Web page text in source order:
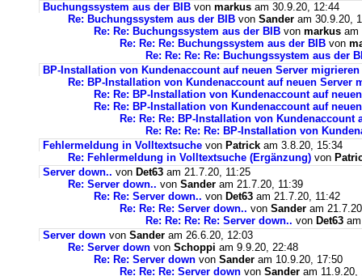
Buchungssystem aus der BIB von markus am 30.9.20, 12:44
Re: Buchungssystem aus der BIB von Sander am 30.9.20,
Re: Re: Buchungssystem aus der BIB von markus am
Re: Re: Re: Buchungssystem aus der BIB von
Re: Re: Re: Re: Buchungssystem aus der
BP-Installation von Kundenaccount auf neuen Server migrieren
Re: BP-Installation von Kundenaccount auf neuen Server
Re: Re: BP-Installation von Kundenaccount auf
Re: Re: BP-Installation von Kundenaccount auf
Re: Re: Re: BP-Installation von Kundenaccount
Re: Re: Re: Re: BP-Installation von
Fehlermeldung in Volltextsuche von Patrick am 3.8.20, 15:34
Re: Fehlermeldung in Volltextsuche (Ergänzung) von
Server down.. von Det63 am 21.7.20, 11:25
Re: Server down.. von Sander am 21.7.20, 11:39
Re: Re: Server down.. von Det63 am 21.7.20, 11:42
Re: Re: Re: Server down.. von Sander am
Re: Re: Re: Re: Server down.. von Det63
Server down von Sander am 26.6.20, 12:03
Re: Server down von Schoppi am 9.9.20, 22:48
Re: Re: Server down von Sander am 10.9.20, 17:50
Re: Re: Re: Server down von Sander am 11.9.20,